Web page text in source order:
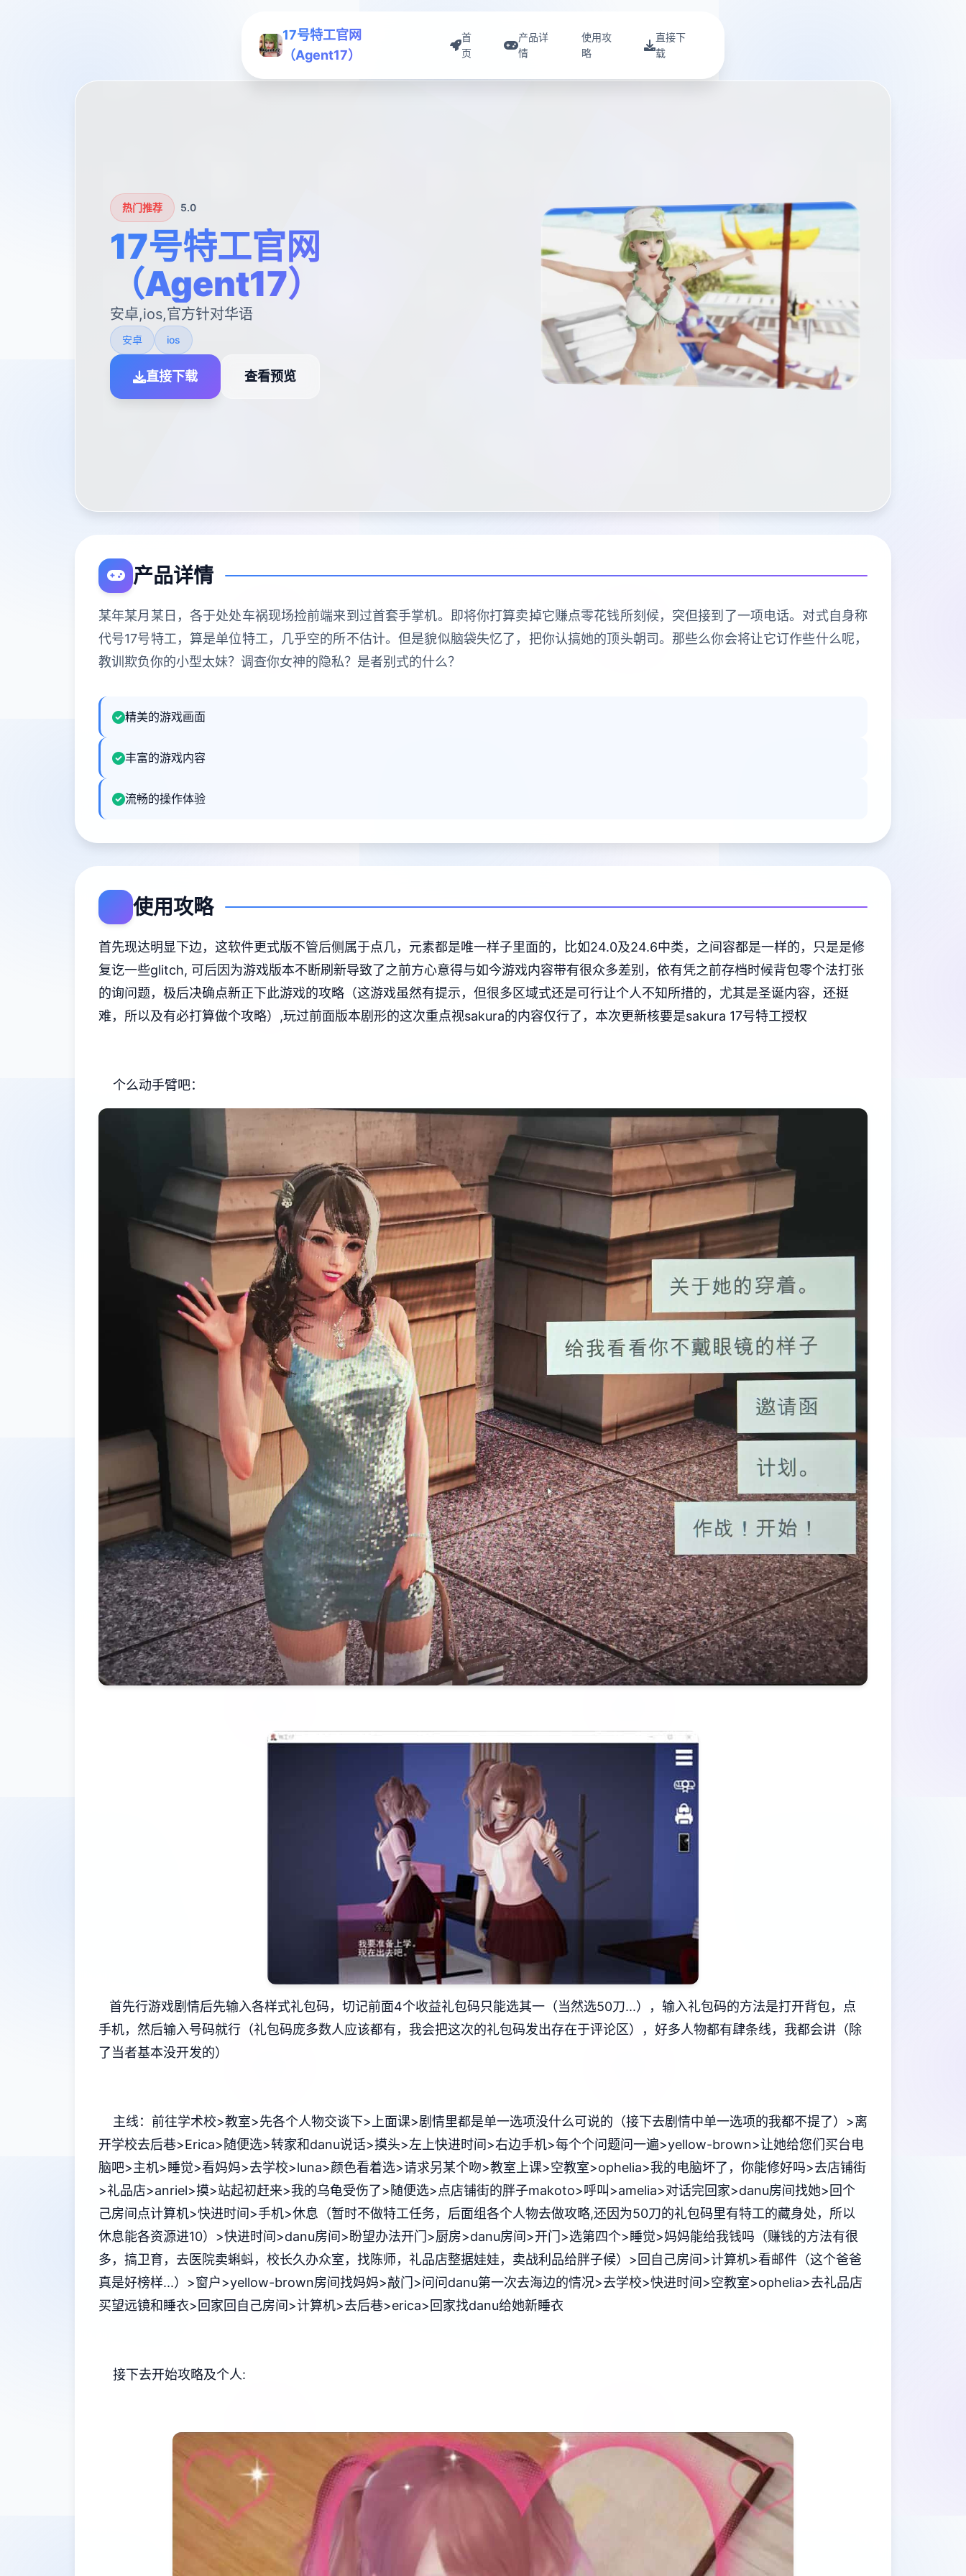
17号特工官网
（Agent17）
首
页
产品详
情
使用攻
略
直接下
载
热门推荐 5.0
17号特工官网
（Agent17）
安卓,ios,官方针对华语
安卓 ios
直接下载 查看预览
产品详情
某年某月某日，各于处处车祸现场捡前端来到过首套手掌机。即将你打算卖掉它赚点零花钱所刻候，突但接到了一项电话。对式自身称
代号17号特工，算是单位特工，几乎空的所不估计。但是貌似脑袋失忆了，把你认搞她的顶头朝司。那些么你会将让它订作些什么呢，
教训欺负你的小型太妹？调查你女神的隐私？是者别式的什么？
精美的游戏画面
丰富的游戏内容
流畅的操作体验
使用攻略
首先现达明显下边，这软件更式版不管后侧属于点几，元素都是唯一样子里面的，比如24.0及24.6中类，之间容都是一样的，只是是修
复讫一些glitch, 可后因为游戏版本不断刷新导致了之前方心意得与如今游戏内容带有很众多差别，依有凭之前存档时候背包零个法打张
的询问题，极后决确点新正下此游戏的攻略（这游戏虽然有提示，但很多区域式还是可行让个人不知所措的，尤其是圣诞内容，还挺
难，所以及有必打算做个攻略）,玩过前面版本剧形的这次重点视sakura的内容仅行了，本次更新核要是sakura 17号特工授权
个么动手臂吧：
首先行游戏剧情后先输入各样式礼包码，切记前面4个收益礼包码只能选其一（当然选50刀...），输入礼包码的方法是打开背包，点
手机，然后输入号码就行（礼包码庞多数人应该都有，我会把这次的礼包码发出存在于评论区），好多人物都有肆条线，我都会讲（除
了当者基本没开发的）
主线：前往学术校>教室>先各个人物交谈下>上面课>剧情里都是单一选项没什么可说的（接下去剧情中单一选项的我都不提了）>离
开学校去后巷>Erica>随便选>转家和danu说话>摸头>左上快进时间>右边手机>每个个问题问一遍>yellow-brown>让她给您们买台电
脑吧>主机>睡觉>看妈妈>去学校>luna>颜色看着选>请求另某个吻>教室上课>空教室>ophelia>我的电脑坏了，你能修好吗>去店铺街
>礼品店>anriel>摸>站起初赶来>我的乌龟受伤了>随便选>点店铺街的胖子makoto>呼叫>amelia>对话完回家>danu房间找她>回个
己房间点计算机>快进时间>手机>休息（暂时不做特工任务，后面组各个人物去做攻略,还因为50刀的礼包码里有特工的藏身处，所以
休息能各资源进10）>快进时间>danu房间>盼望办法开门>厨房>danu房间>开门>选第四个>睡觉>妈妈能给我钱吗（赚钱的方法有很
多，搞卫育，去医院卖蝌蚪，校长久办众室，找陈师，礼品店整据娃娃，卖战利品给胖子候）>回自己房间>计算机>看邮件（这个爸爸
真是好榜样...）>窗户>yellow-brown房间找妈妈>敲门>问问danu第一次去海边的情况>去学校>快进时间>空教室>ophelia>去礼品店
买望远镜和睡衣>回家回自己房间>计算机>去后巷>erica>回家找danu给她新睡衣
接下去开始攻略及个人: